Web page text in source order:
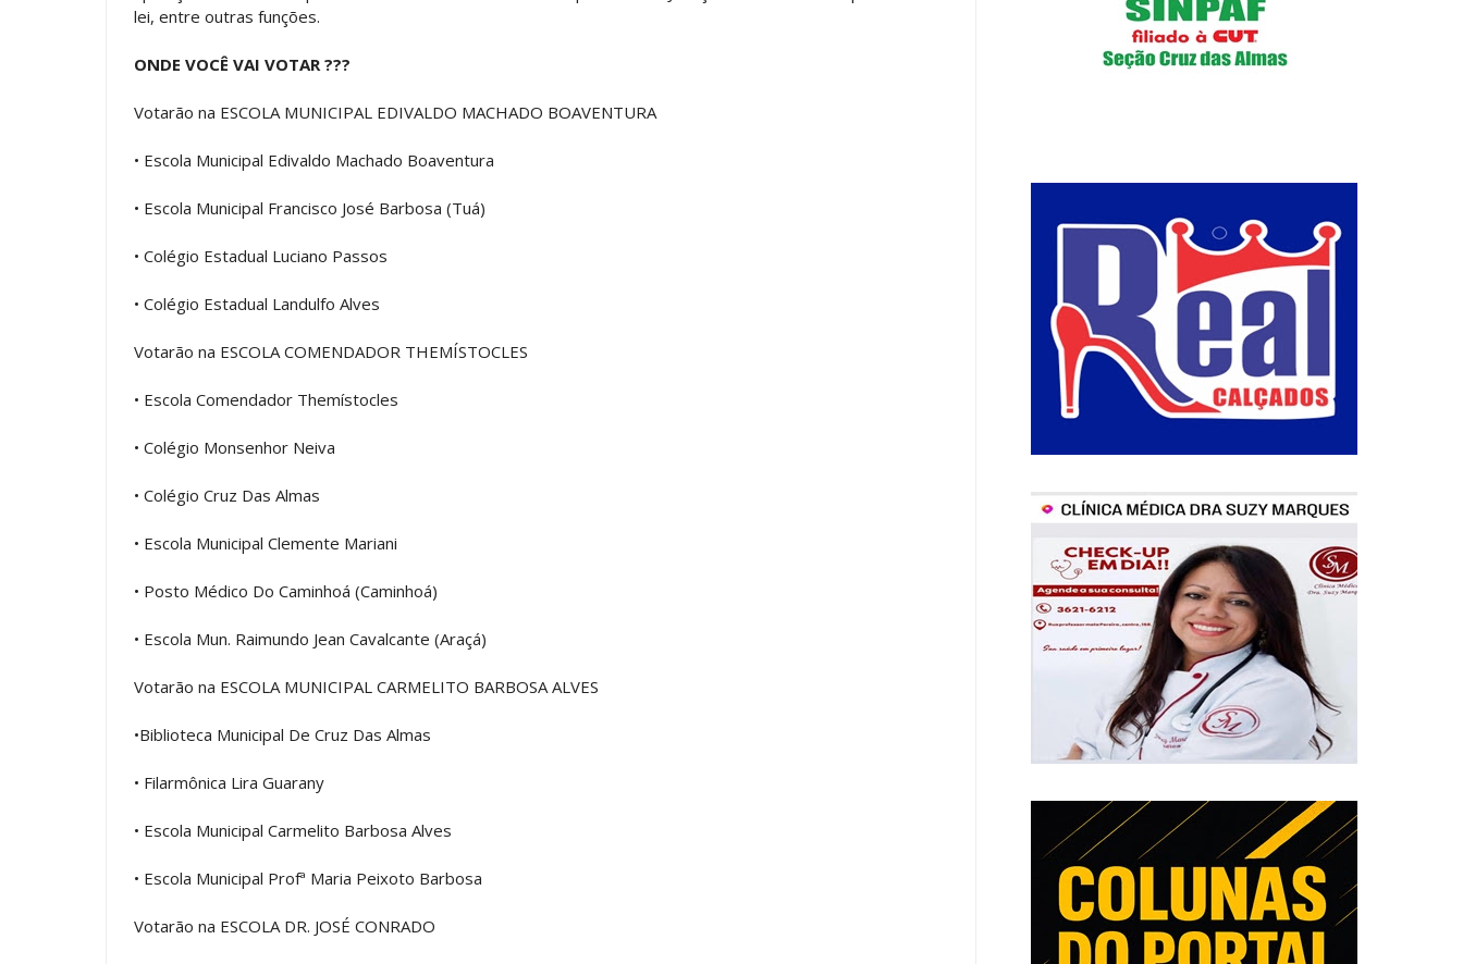
lei, entre outras funções.
ONDE VOCÊ VAI VOTAR ???
Votarão na ESCOLA MUNICIPAL EDIVALDO MACHADO BOAVENTURA
• Escola Municipal Edivaldo Machado Boaventura
• Escola Municipal Francisco José Barbosa (Tuá)
• Colégio Estadual Luciano Passos
• Colégio Estadual Landulfo Alves
Votarão na ESCOLA COMENDADOR THEMÍSTOCLES
• Escola Comendador Themístocles
• Colégio Monsenhor Neiva
• Colégio Cruz Das Almas
• Escola Municipal Clemente Mariani
• Posto Médico Do Caminhoá (Caminhoá)
• Escola Mun. Raimundo Jean Cavalcante (Araçá)
Votarão na ESCOLA MUNICIPAL CARMELITO BARBOSA ALVES
•Biblioteca Municipal De Cruz Das Almas
• Filarmônica Lira Guarany
• Escola Municipal Carmelito Barbosa Alves
• Escola Municipal Profª Maria Peixoto Barbosa
Votarão na ESCOLA DR. JOSÉ CONRADO